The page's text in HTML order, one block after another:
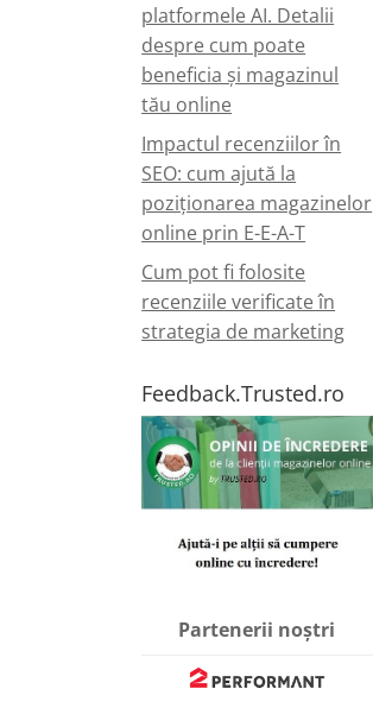
platformele AI. Detalii
despre cum poate
beneficia și magazinul
tău online
Impactul recenziilor în
SEO: cum ajută la
poziționarea magazinelor
online prin E-E-A-T
Cum pot fi folosite
recenziile verificate în
strategia de marketing
Feedback.Trusted.ro
Partenerii noștri